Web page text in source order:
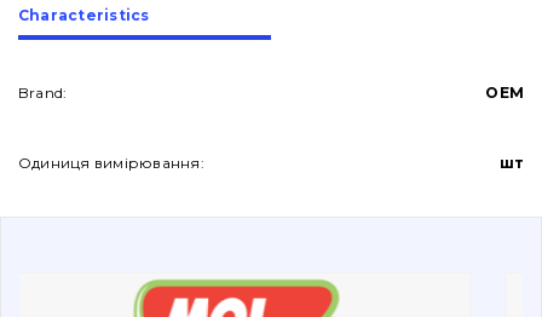
About Us
Contacts
Vacancies
Filters and lubricants
Сharacteristics
Brand: OEM
Одиниця вимірювання: шт